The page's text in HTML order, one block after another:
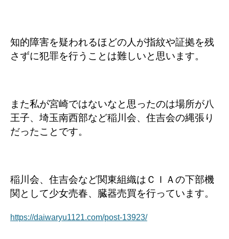
知的障害を疑われるほどの人が指紋や証拠を残
さずに犯罪を行うことは難しいと思います。
また私が宮崎ではないなと思ったのは場所が八
王子、埼玉南西部など稲川会、住吉会の縄張り
だったことです。
稲川会、住吉会など関東組織はＣＩＡの下部機
関として少女売春、臓器売買を行っています。
https://daiwaryu1121.com/post-13923/